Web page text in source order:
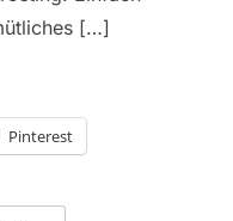
[…]
Pinterest